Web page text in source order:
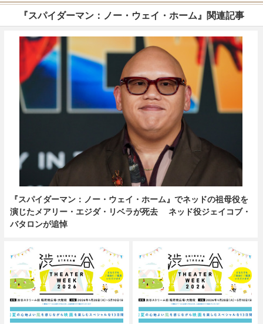
『スパイダーマン：ノー・ウェイ・ホーム』関連記事
『スパイダーマン：ノー・ウェイ・ホーム』でネッドの祖母役を
演じたメアリー・エジダ・リベラが死去 ネッド役ジェイコブ・
バタロンが追悼